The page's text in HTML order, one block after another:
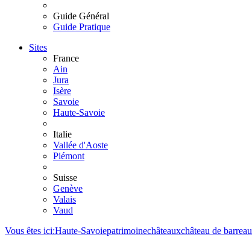
Guide Général
Guide Pratique
Sites
France
Ain
Jura
Isère
Savoie
Haute-Savoie
Italie
Vallée d'Aoste
Piémont
Suisse
Genève
Valais
Vaud
Vous êtes ici:Haute-Savoiepatrimoinechâteauxchâteau de barreau